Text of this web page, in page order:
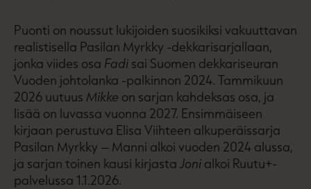
Puonti on noussut lukijoiden suosikiksi vakuuttavan
realistisella Pasilan Myrkky -dekkarisarjallaan,
jonka viides osa Fadi sai Suomen dekkariseuran
Vuoden johtolanka -palkinnon 2024. Tammikuun
2026 uutuus Mikke on sarjan kahdeksas osa, ja
lisää on luvassa vuonna 2027. Ensimmäiseen
kirjaan perustuva Elisa Viihteen alkuperäissarja
Pasilan Myrkky – Manni alkoi vuoden 2024 alussa,
ja sarjan toinen kausi kirjasta Joni alkoi Ruutu+-
palvelussa 1.1.2026.